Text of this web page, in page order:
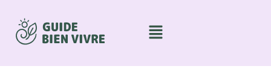
contenu
Menu